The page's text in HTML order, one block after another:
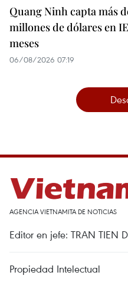
Quang Ninh capta más
millones de dólares en
meses
06/08/2026 07:19
AGENCIA VIETNAMITA DE NOTICIAS
Editor en jefe: TRAN TIEN
Propiedad Intelectual